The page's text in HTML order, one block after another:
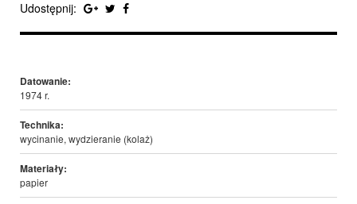
Udostępnij:
Datowanie:
1974 r.
Technika:
wycinanie, wydzieranie (kolaż)
Materiały:
papier